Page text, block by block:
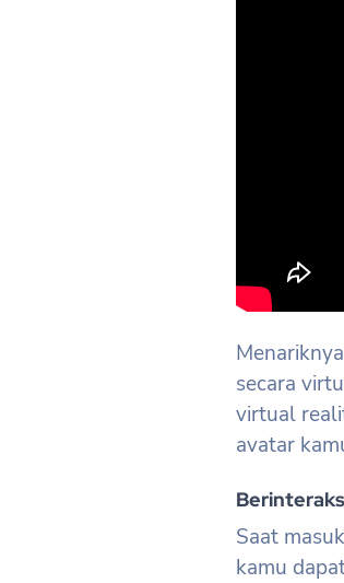
secara
virtual
avatar
Saat
kamu